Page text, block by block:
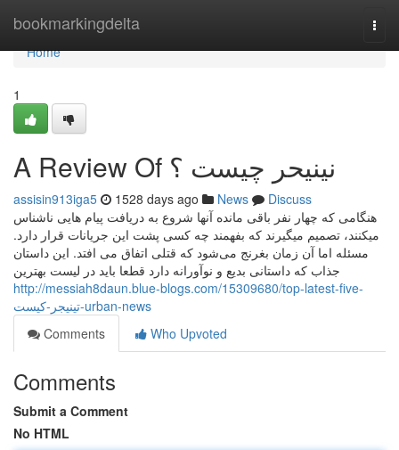
bookmarkingdelta
Home
Home
1
A Review Of نینیحر چیست ؟
assisin913iga5 1528 days ago News
Discuss
هنگامی که چهار نفر باقی مانده آنها شروع به دریافت پیام هایی ناشناس
میکنند، تصمیم میگیرند که بفهمند چه کسی پشت این جریانات قرار دارد.
مسئله اما آن زمان بغرنج می‌شود که قتلی اتفاق می افتد. این داستان
جذاب که داستانی بدیع و نوآورانه دارد قطعا باید در لیست بهترین
http://messiah8daun.blue-blogs.com/15309680/top-latest-five-
تینیجر-کیست-urban-news
Comments
Who Upvoted
Comments
Submit a Comment
No HTML